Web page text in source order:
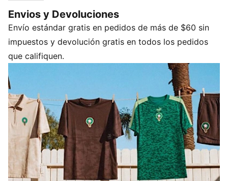
KING, que forma parte de nuestra colección KING de
inspiración retro, está diseñado con detalles de la
ropa deportiva universitaria estadounidense.
CARACTERÍSTICAS Y VENTAJAS
CONTROL DE LA HUMEDAD: Los tejidos técnicos
dryCELL absorben la humedad de la piel para
ayudarte a mantenerte seco y cómodo
Fabricado con material 100 % reciclado, excepto los
ribetes y adornos.
DETALLES
Corte: holgado
Tipo de material principal: doble tejido piqué
Cuello: alto
Mangas cortas
Envios y Devoluciones
Envío estándar gratis en pedidos de más de $60 sin
impuestos y devolución gratis en todos los pedidos
que califiquen.